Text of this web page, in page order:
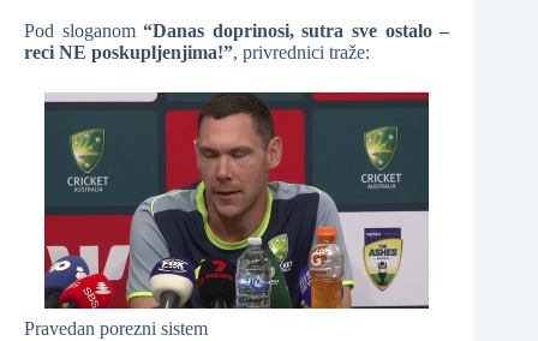
Pod sloganom“Danas doprinosi, sutra sve ostalo –
reci NE poskupljenjima!”, privrednici traže:
Pravedan porezni sistem